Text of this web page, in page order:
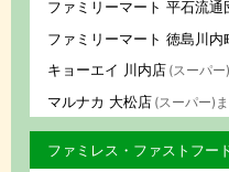
ファミリーマート 平石流通
ファミリーマート 徳島川内
キョーエイ 川内店 (スーパ
マルナカ 大松店 (スーパー)
ファミレス・ファストフー